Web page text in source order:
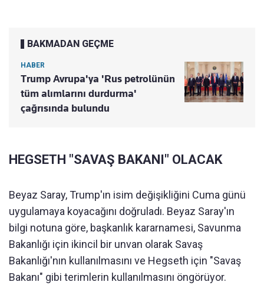
BAKMADAN GEÇME
HABER
Trump Avrupa'ya 'Rus petrolünün
tüm alımlarını durdurma'
çağrısında bulundu
HEGSETH "SAVAŞ BAKANI" OLACAK
Beyaz Saray, Trump'ın isim değişikliğini Cuma günü
uygulamaya koyacağını doğruladı. Beyaz Saray'ın
bilgi notuna göre, başkanlık kararnamesi, Savunma
Bakanlığı için ikincil bir unvan olarak Savaş
Bakanlığı'nın kullanılmasını ve Hegseth için "Savaş
Bakanı" gibi terimlerin kullanılmasını öngörüyor.